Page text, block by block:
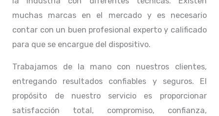
muchas marcas en el mercado y es necesario
contar con un buen profesional experto y calificado
para que se encargue del dispositivo.
Trabajamos de la mano con nuestros clientes,
entregando resultados confiables y seguros. El
propósito de nuestro servicio es proporcionar
satisfacción total, compromiso, confianza,